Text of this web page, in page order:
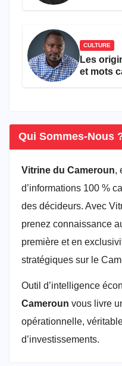
CULTURE
Les
et mots
Qui Sommes-Nous
Vitrine du Cameroun,
d’informations 100 %
des décideurs. Avec
prenez connaissance
première et en
stratégiques sur le
Outil d’intelligence
Cameroun vous livre
opérationnelle,
d’investissements.